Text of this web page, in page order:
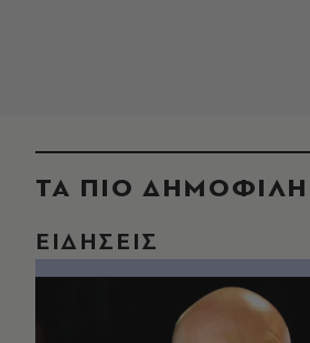
ΤΑ ΠΙΟ ΔΗΜΟΦΙΛΗ
ΕΙΔΗΣΕΙΣ